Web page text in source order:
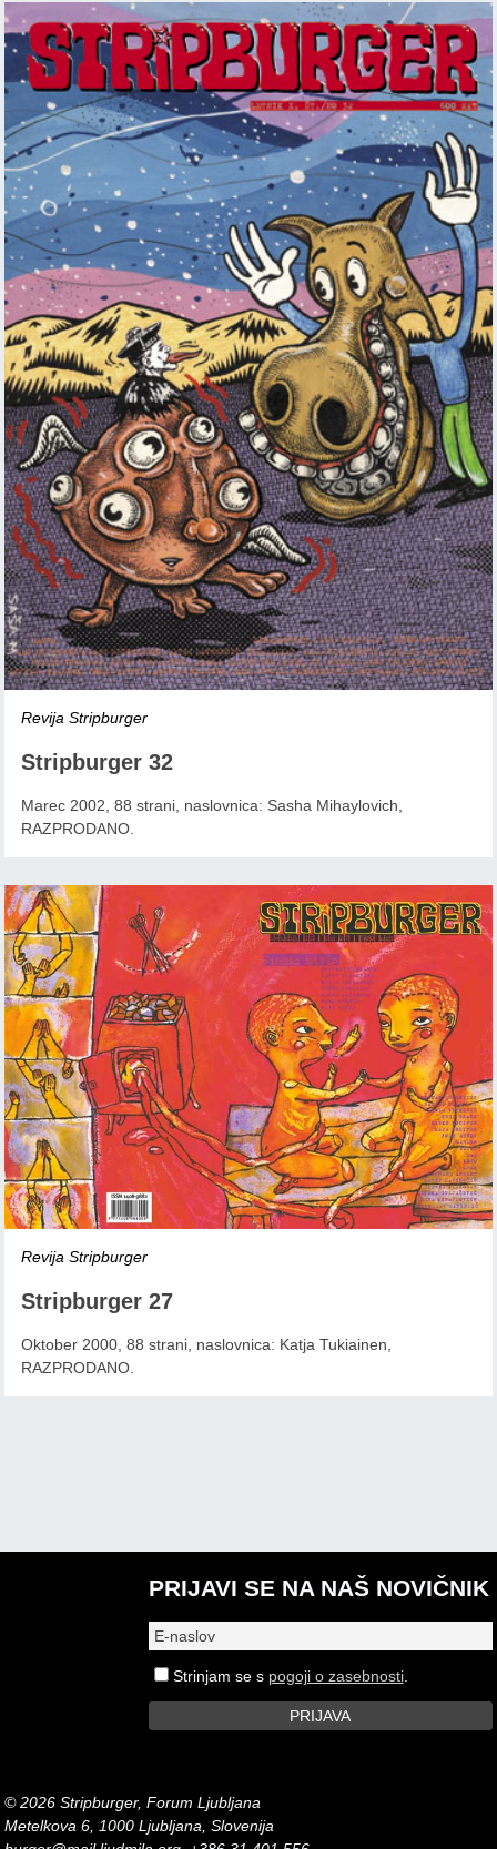
Revija Stripburger
Stripburger 32
Marec 2002, 88 strani, naslovnica: Sasha Mihaylovich,
RAZPRODANO.
Revija Stripburger
Stripburger 27
Oktober 2000, 88 strani, naslovnica: Katja Tukiainen,
RAZPRODANO.
PRIJAVI SE NA NAŠ NOVIČNIK
Strinjam se s pogoji o zasebnosti.
© 2026 Stripburger, Forum Ljubljana
Metelkova 6, 1000 Ljubljana, Slovenija